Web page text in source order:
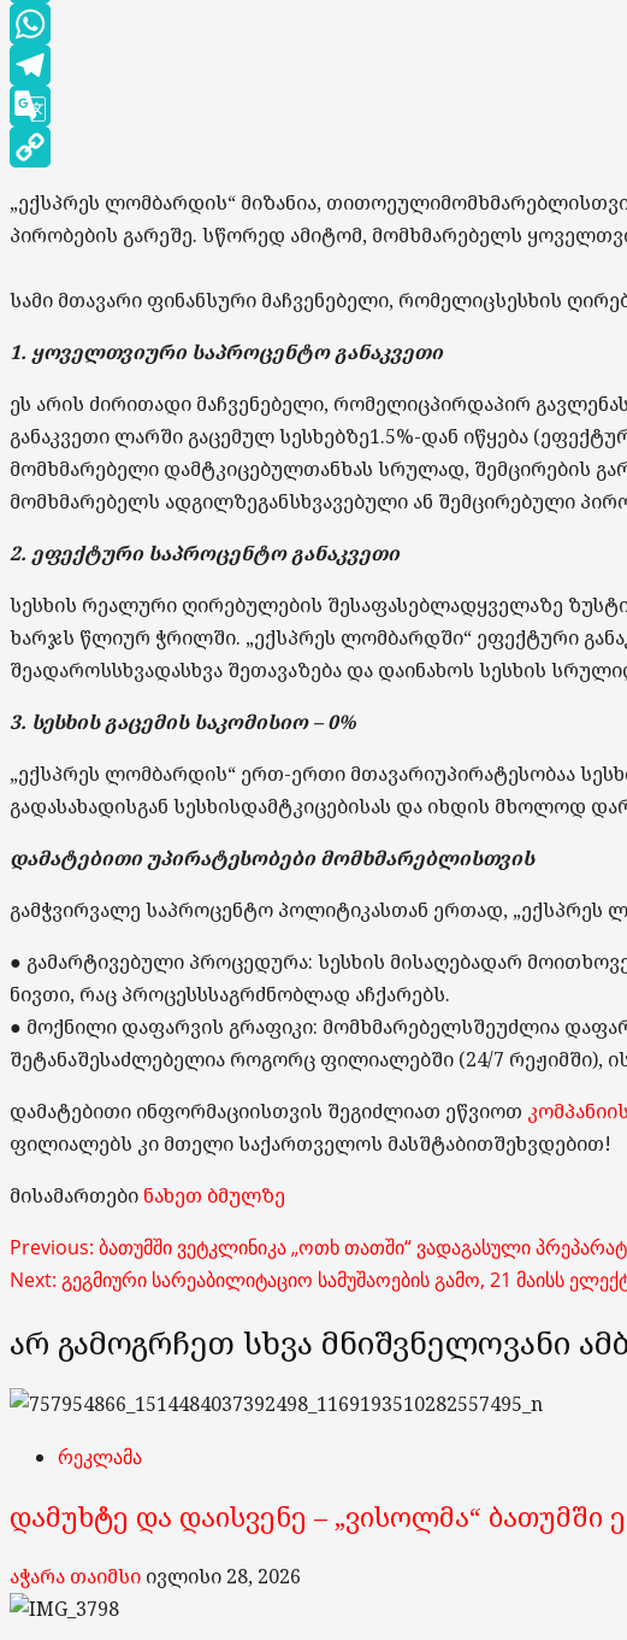
LinkedIn
WhatsApp
Telegram
Google
Link
„ექსპრეს ლომბარდის“ მიზანია, თითოეული
პირობების გარეშე. სწორედ ამიტომ, მომხმარებელს
სამი მთავარი ფინანსური მაჩვენებელი, რომელიცსესხის
1. ყოველთვიური საპროცენტოგანაკვეთი
ეს არის ძირითადი მაჩვენებელი, რომელიცპირდაპირ გავლენას
განაკვეთი ლარში გაცემულსესხებზე1.5%-დან იწყება (
მომხმარებელი დამტკიცებულთანხას სრულად, შემცირების
მომხმარებელს ადგილზეგანსხვავებული ან შემცირებული
2. ეფექტური საპროცენტოგანაკვეთი
სესხის რეალური ღირებულების შესაფასებლადყველაზე
ხარჯს წლიურ ჭრილში. „ექსპრეს ლომბარდში“ ეფექტური
შეადაროსსხვადასხვა შეთავაზება და დაინახოს სესხის სრული
3. სესხისგაცემის საკომისიო– 0%
„ექსპრეს ლომბარდის“ ერთ-ერთი მთავარიუპირატესობაა
გადასახადისგან სესხისდამტკიცებისას და იხდის მხოლოდ
დამატებითი უპირატესობები მომხმარებლისთვის
გამჭვირვალე საპროცენტო პოლიტიკასთან ერთად, „ექსპრეს
● გამარტივებული პროცედურა: სესხის მისაღებადარ
ნივთი, რაც პროცესსსაგრძნობლად აჩქარებს.
● მოქნილი დაფარვის გრაფიკი: მომხმარებელსშეუძლია
შეტანაშესაძლებელია როგორც ფილიალებში (24/7 რეჟიმში),
დამატებითი ინფორმაციისთვის შეგიძლიათ ეწვიოთ კომპანიის
ფილიალებს კი მთელისაქართველოს მასშტაბითშეხვდებით!
მისამართები ნახეთ ბმულზე
Post
navigation
Previous: ბათუმში ვეტკლინიკა „ოთხ თათში“ ვადაგასული
Next: გეგმიური სარეაბილიტაციო სამუშაოების გამო, 21 მაისს
არ გამოგრჩეთ სხვა მნიშვნელოვანი
რეკლამა
დამუხტე და დაისვენე – „ვისოლმა“
აჭარა თაიმსი ივლისი 28, 2026